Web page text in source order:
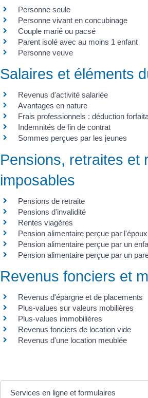
Personne seule
Personne vivant en concubinage
Couple marié ou pacsé
Parent isolé avec au moins 1 enfant
Personne veuve
Salaires et éléments
Revenus d'activité salariée
Avantages en nature
Frais professionnels : déduction
Indemnités de fin de contrat
Sommes perçues par les jeunes
Pensions, retraites et
imposables
Pensions de retraite
Pensions d'invalidité
Rentes viagères
Pension alimentaire perçue par
Pension alimentaire perçue par un
Pension alimentaire perçue par un
Revenus fonciers et
Revenus d'épargne et de placements
Plus-values sur valeurs mobilières
Plus-values immobilières
Revenus fonciers de location vide
Revenus d'une location meublée
Services en ligne et formulaires